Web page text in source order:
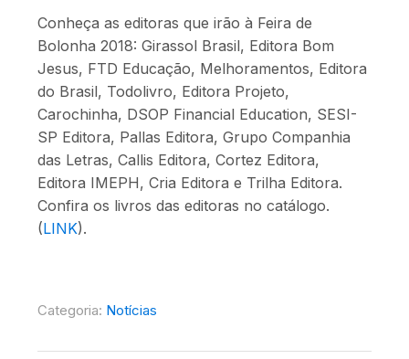
Conheça as editoras que irão à Feira de
Bolonha 2018: Girassol Brasil, Editora Bom
Jesus, FTD Educação, Melhoramentos, Editora
do Brasil, Todolivro, Editora Projeto,
Carochinha, DSOP Financial Education, SESI-
SP Editora, Pallas Editora, Grupo Companhia
das Letras, Callis Editora, Cortez Editora,
Editora IMEPH, Cria Editora e Trilha Editora.
Confira os livros das editoras no catálogo.
(LINK).
Categoria: Notícias